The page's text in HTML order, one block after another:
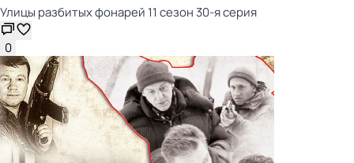
Улицы разбитых фонарей 11 сезон 30-я серия
0